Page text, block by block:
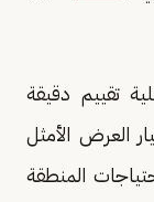
تقييم دقيقة
العرض الأمثل
المنطقة